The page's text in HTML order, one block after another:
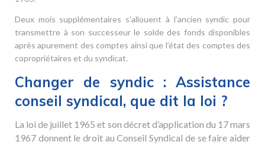
Deux mois supplémentaires s’allouent à l’ancien syndic pour
transmettre à son successeur le solde des fonds disponibles
après apurement des comptes ainsi que l’état des comptes des
copropriétaires et du syndicat.
Changer de syndic : Assistance
conseil syndical, que dit la loi ?
La loi de juillet 1965 et son décret d’application du 17 mars
1967 donnent le droit au Conseil Syndical de se faire aider